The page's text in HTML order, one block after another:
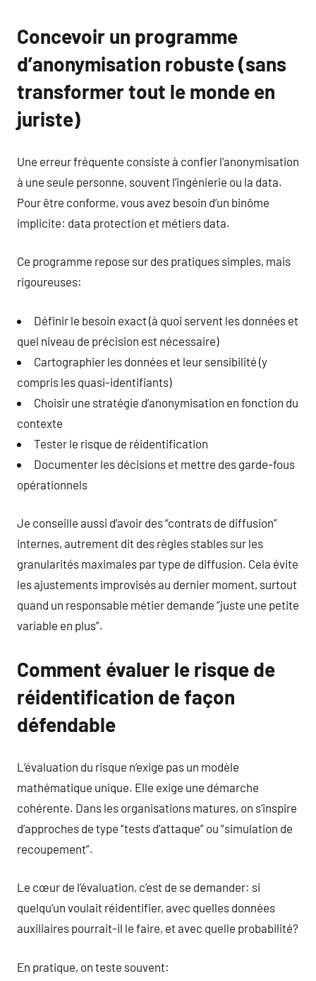
Concevoir un programme
d’anonymisation robuste (sans
transformer tout le monde en
juriste)
Une erreur fréquente consiste à confier l’anonymisation
à une seule personne, souvent l’ingénierie ou la data.
Pour être conforme, vous avez besoin d’un binôme
implicite: data protection et métiers data.
Ce programme repose sur des pratiques simples, mais
rigoureuses:
Définir le besoin exact (à quoi servent les données et
quel niveau de précision est nécessaire)
Cartographier les données et leur sensibilité (y
compris les quasi-identifiants)
Choisir une stratégie d’anonymisation en fonction du
contexte
Tester le risque de réidentification
Documenter les décisions et mettre des garde-fous
opérationnels
Je conseille aussi d’avoir des “contrats de diffusion”
internes, autrement dit des règles stables sur les
granularités maximales par type de diffusion. Cela évite
les ajustements improvisés au dernier moment, surtout
quand un responsable métier demande “juste une petite
variable en plus”.
Comment évaluer le risque de
réidentification de façon
défendable
L’évaluation du risque n’exige pas un modèle
mathématique unique. Elle exige une démarche
cohérente. Dans les organisations matures, on s’inspire
d’approches de type “tests d’attaque” ou “simulation de
recoupement”.
Le cœur de l’évaluation, c’est de se demander: si
quelqu’un voulait réidentifier, avec quelles données
auxiliaires pourrait-il le faire, et avec quelle probabilité?
En pratique, on teste souvent: